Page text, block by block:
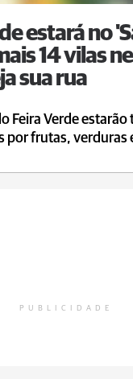
estará no
14 vilas
sua rua
Feira Verde
por frutas, verduras
PUBLICIDADE